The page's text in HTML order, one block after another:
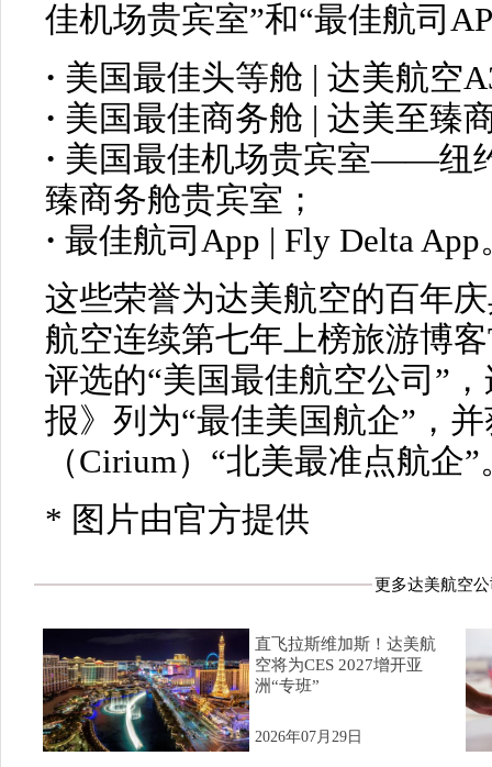
佳机场贵宾室”和“最佳航司
· 美国最佳头等舱 | 达美航空
· 美国最佳商务舱 | 达美至臻
· 美国最佳机场贵宾室——纽
臻商务舱贵宾室；
· 最佳航司App | Fly Delta App
这些荣誉为达美航空的百年
航空连续第七年上榜旅游博客
评选的“美国最佳航空公司”
报》列为“最佳美国航企”，
（Cirium）“北美最准点航企”
* 图片由官方提供
更多达美航空
直飞拉斯维加斯！达美航
空将为CES 2027增开亚
洲“专班”
2026年07月29日